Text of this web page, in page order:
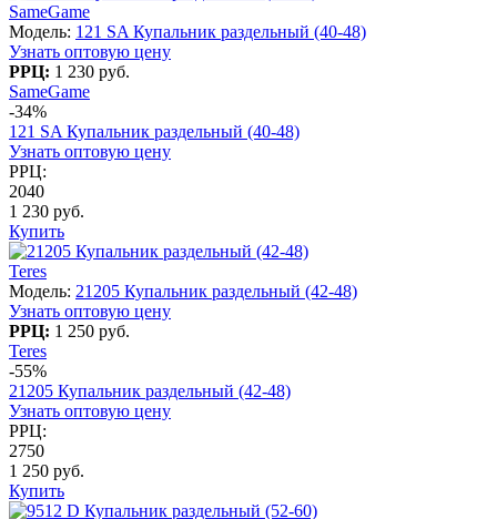
SameGame
Модель: 121 SA Купальник раздельный (40-48)
Узнать оптовую цену
РРЦ: 1 230 руб.
SameGame
-34%
121 SA Купальник раздельный (40-48)
Узнать оптовую цену
РРЦ:
2040
1 230 руб.
Купить
Teres
Модель: 21205 Купальник раздельный (42-48)
Узнать оптовую цену
РРЦ: 1 250 руб.
Teres
-55%
21205 Купальник раздельный (42-48)
Узнать оптовую цену
РРЦ:
2750
1 250 руб.
Купить